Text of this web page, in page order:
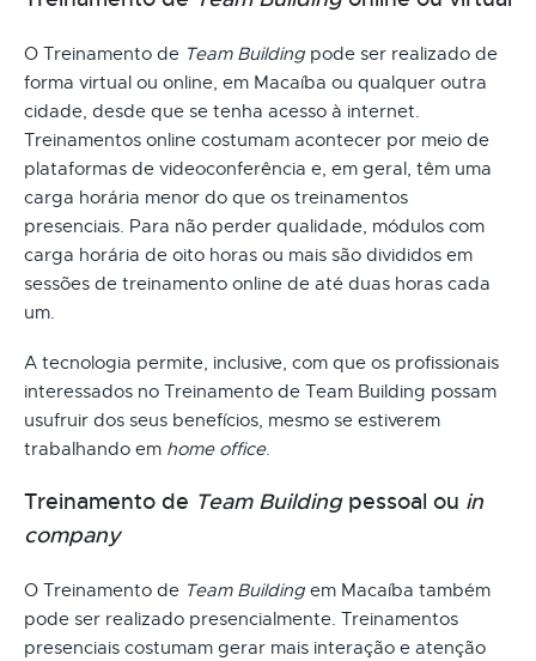
O Treinamento de Team Building pode ser realizado de
forma virtual ou online, em Macaíba ou qualquer outra
cidade, desde que se tenha acesso à internet.
Treinamentos online costumam acontecer por meio de
plataformas de videoconferência e, em geral, têm uma
carga horária menor do que os treinamentos
presenciais. Para não perder qualidade, módulos com
carga horária de oito horas ou mais são divididos em
sessões de treinamento online de até duas horas cada
um.
A tecnologia permite, inclusive, com que os profissionais
interessados no Treinamento de Team Building possam
usufruir dos seus benefícios, mesmo se estiverem
trabalhando em home office.
Treinamento de Team Buildingpessoal ou in
company
O Treinamento de Team Building em Macaíba também
pode ser realizado presencialmente. Treinamentos
presenciais costumam gerar mais interação e atenção